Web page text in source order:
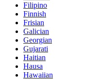
Filipino
Finnish
Frisian
Galician
Georgian
Gujarati
Haitian
Hausa
Hawaiian